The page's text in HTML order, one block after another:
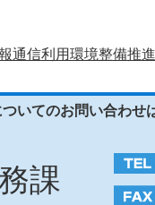
通信利用環境整備推
いてのお問い合わせ
課